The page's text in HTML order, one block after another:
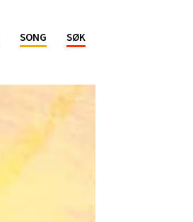
SONG SØK